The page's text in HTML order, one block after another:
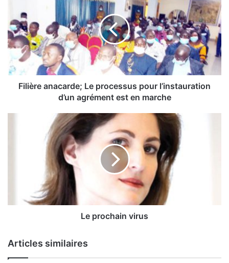
è
r
n
o
s
u
Filière anacarde; Le processus pour l’instauration
d’un agrément est en marche
i
r
u
Le prochain virus
Articles similaires